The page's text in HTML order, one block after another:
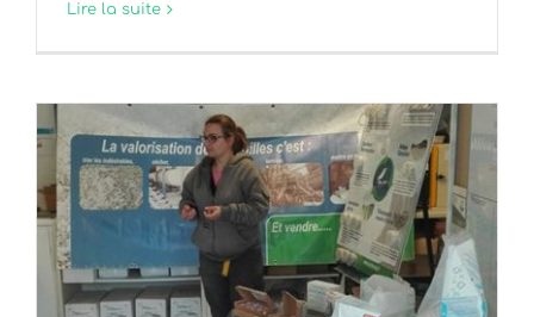
Lire la suite